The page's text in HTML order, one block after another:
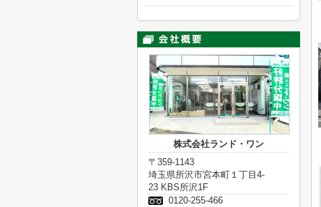
株式会社ランド・ワン
〒359-1143
埼玉県所沢市宮本町１丁目4-
23 KBS所沢1F
0120-255-466